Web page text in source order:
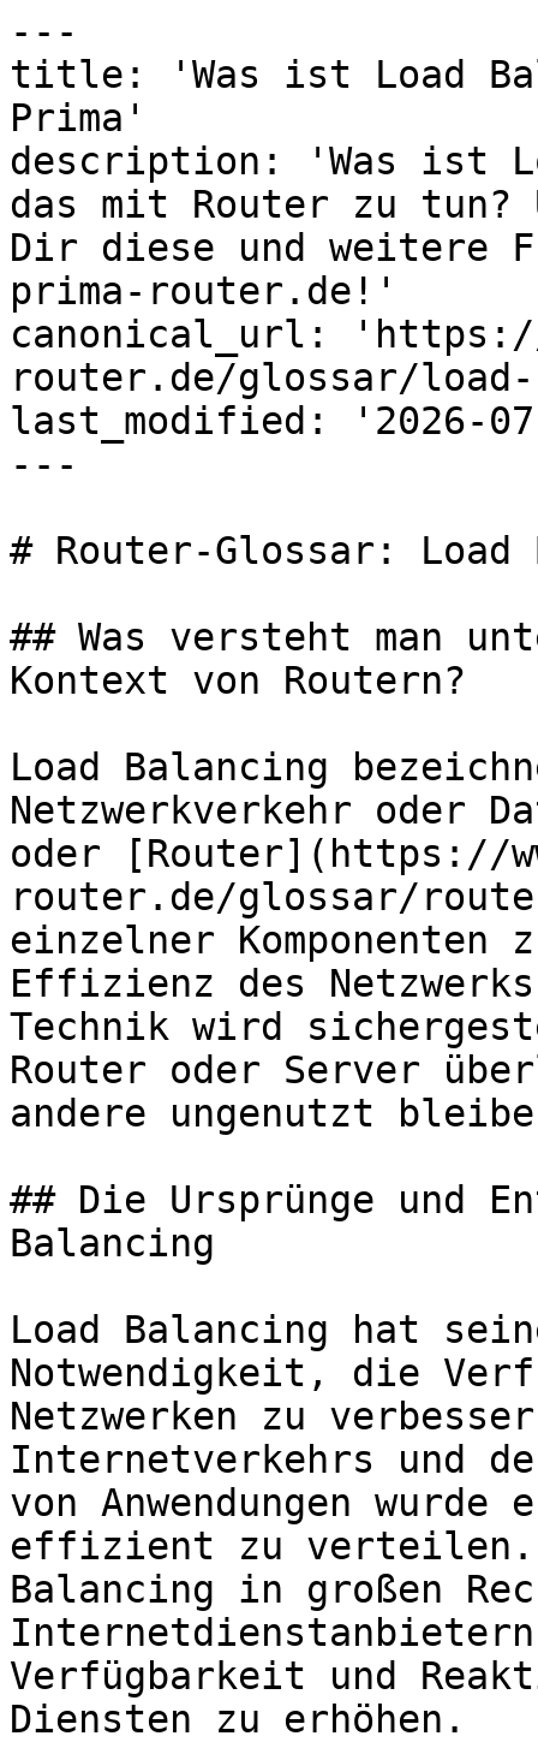
---
title: 'Was ist Load
Prima'
description: 'Was ist
das mit Router zu tun?
Dir diese und weitere
prima-router.de!'
canonical_url: 'https://
router.de/glossar/
last_modified: '2026-
---
# Router-Glossar: Load
## Was versteht man
Kontext von Routern?
Load Balancing
Netzwerkverkehr oder
oder [Router](https://
router.de/glossar/
einzelner Komponenten
Effizienz des
Technik wird
Router oder Server
andere ungenutzt
## Die Ursprünge und
Balancing
Load Balancing hat
Notwendigkeit, die
Netzwerken zu
Internetverkehrs und
von Anwendungen
effizient zu verteilen.
Balancing in großen
Verfügbarkeit und
Diensten zu erhöhen.